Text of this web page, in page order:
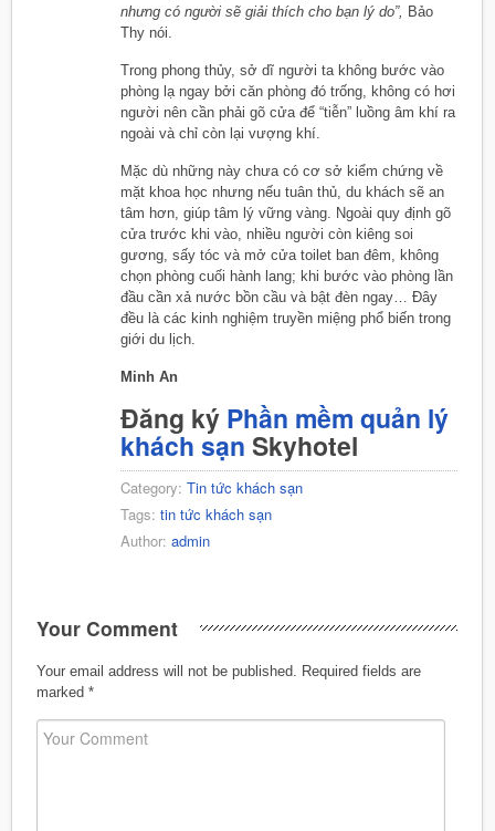
nhưng có người sẽ giải thích cho bạn lý do”, Bảo
Thy nói.
Trong phong thủy, sở dĩ người ta không bước vào
phòng lạ ngay bởi căn phòng đó trống, không có hơi
người nên cần phải gõ cửa để “tiễn” luồng âm khí ra
ngoài và chỉ còn lại vượng khí.
Mặc dù những này chưa có cơ sở kiểm chứng về
mặt khoa học nhưng nếu tuân thủ, du khách sẽ an
tâm hơn, giúp tâm lý vững vàng. Ngoài quy định gõ
cửa trước khi vào, nhiều người còn kiêng soi
gương, sấy tóc và mở cửa toilet ban đêm, không
chọn phòng cuối hành lang; khi bước vào phòng lần
đầu cần xả nước bồn cầu và bật đèn ngay… Đây
đều là các kinh nghiệm truyền miệng phổ biến trong
giới du lịch.
Minh An
Đăng ký Phần mềm quản lý
khách sạn Skyhotel
Category: Tin tức khách sạn
Tags: tin tức khách sạn
Author: admin
Your Comment
Your email address will not be published.
Required fields are
marked *